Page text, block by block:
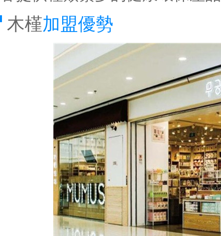
木槿加盟優勢